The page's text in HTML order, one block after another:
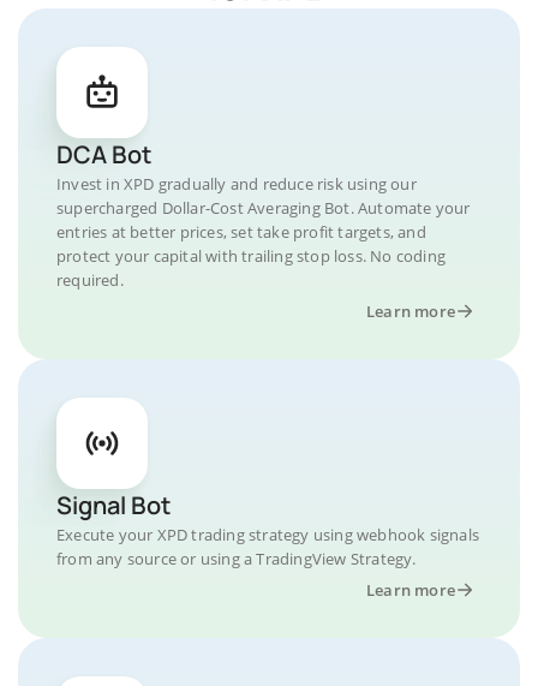
DCA Bot
Invest in XPD gradually and reduce risk using our
supercharged Dollar-Cost Averaging Bot. Automate your
entries at better prices, set take profit targets, and
protect your capital with trailing stop loss. No coding
required.
Learn more
Signal Bot
Execute your XPD trading strategy using webhook signals
from any source or using a TradingView Strategy.
Learn more